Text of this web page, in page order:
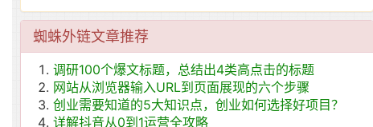
蜘蛛外链文章推荐
调研100个爆文标题，总结出4类高点击的标题
网站从浏览器输入URL到页面展现的六个步骤
创业需要知道的5大知识点，创业如何选择好项目？
详解抖音从0到1运营全攻略